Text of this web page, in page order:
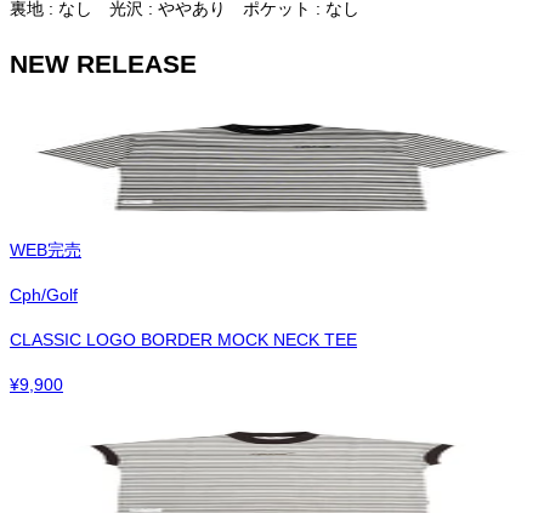
裏地 : なし 光沢 : ややあり ポケット : なし
NEW RELEASE
WEB完売
Cph/Golf
CLASSIC LOGO BORDER MOCK NECK TEE
¥9,900